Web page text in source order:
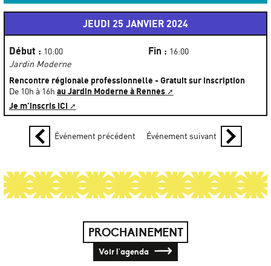
JEUDI 25 JANVIER 2024
Début : 10:00 Fin : 16:00
Jardin Moderne
Rencontre régionale professionnelle - Gratuit sur inscription
De 10h à 16h au Jardin Moderne à Rennes
Je m’inscris ICI
Événement précédent Événement suivant
PROCHAINEMENT
Voir l'agenda